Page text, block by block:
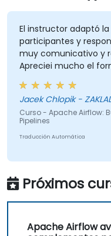
El instructor adaptó
participantes y
muy comunicativo y
Apreciei mucho el
incluía muchos
una sesión muy
Jacek Chlopik -
Curso - Apache Airflow:
Pipelines
Traducción Automática
Próximos
Apache Airflow